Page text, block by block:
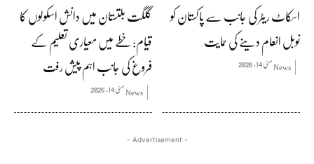
اسکاٹ ریٹر کی جانب سے پاکستان کو
نوبل انعام دینے کی حمایت
Newsمئی 14, 2026
گلگت بلتستان میں دانش اسکولوں کا
قیام: خطے میں معیاری تعلیم کے
فروغ کی جانب اہم پیش رفت
Newsمئی 14, 2026
- Advertisement -